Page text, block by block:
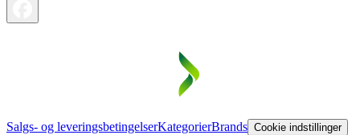
Salgs- og leveringsbetingelserKategorierBrands Cookie indstillinger